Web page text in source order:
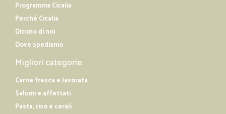
Programma Cicalia
Perché Cicalia
Dicono di noi
Dove spediamo
Migliori categorie
Carne fresca e lavorata
Salumi e affettati
Pasta, riso e cerali